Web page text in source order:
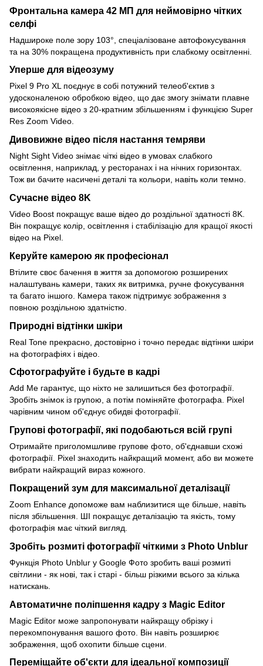
Фронтальна камера 42 МП для неймовірно чітких
селфі
Надшироке поле зору 103°, спеціалізоване автофокусування
та на 30% покращена продуктивність при слабкому освітленні.
Уперше для відеозуму
Pixel 9 Pro XL поєднує в собі потужний телеоб'єктив з
удосконаленою обробкою відео, що дає змогу знімати плавне
високоякісне відео з 20-кратним збільшенням і функцією Super
Res Zoom Video.
Дивовижне відео після настання темряви
Night Sight Video знімає чіткі відео в умовах слабкого
освітлення, наприклад, у ресторанах і на нічних горизонтах.
Тож ви бачите насичені деталі та кольори, навіть коли темно.
Сучасне відео 8K
Video Boost покращує ваше відео до роздільної здатності 8K.
Він покращує колір, освітлення і стабілізацію для кращої якості
відео на Pixel.
Керуйте камерою як професіонал
Втілите своє бачення в життя за допомогою розширених
налаштувань камери, таких як витримка, ручне фокусування
та багато іншого. Камера також підтримує зображення з
повною роздільною здатністю.
Природні відтінки шкіри
Real Tone прекрасно, достовірно і точно передає відтінки шкіри
на фотографіях і відео.
Сфотографуйте і будьте в кадрі
Add Me гарантує, що ніхто не залишиться без фотографії.
Зробіть знімок із групою, а потім поміняйте фотографа. Pixel
чарівним чином об'єднує обидві фотографії.
Групові фотографії, які подобаються всій групі
Отримайте приголомшливе групове фото, об'єднавши схожі
фотографії. Pixel знаходить найкращий момент, або ви можете
вибрати найкращий вираз кожного.
Покращений зум для максимальної деталізації
Zoom Enhance допоможе вам наблизитися ще більше, навіть
після збільшення. ШІ покращує деталізацію та якість, тому
фотографія має чіткий вигляд.
Зробіть розмиті фотографії чіткими з Photo Unblur
Функція Photo Unblur у Google Фото зробить ваші розмиті
світлини - як нові, так і старі - більш різкими всього за кілька
натискань.
Автоматичне поліпшення кадру з Magic Editor
Magic Editor може запропонувати найкращу обрізку і
перекомпонування вашого фото. Він навіть розширює
зображення, щоб охопити більше сцени.
Переміщайте об'єкти для ідеальної композиції